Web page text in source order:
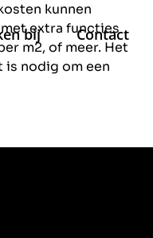
bij Contact
kunnen
extra functies
m2, of meer. Het
is nodig om een